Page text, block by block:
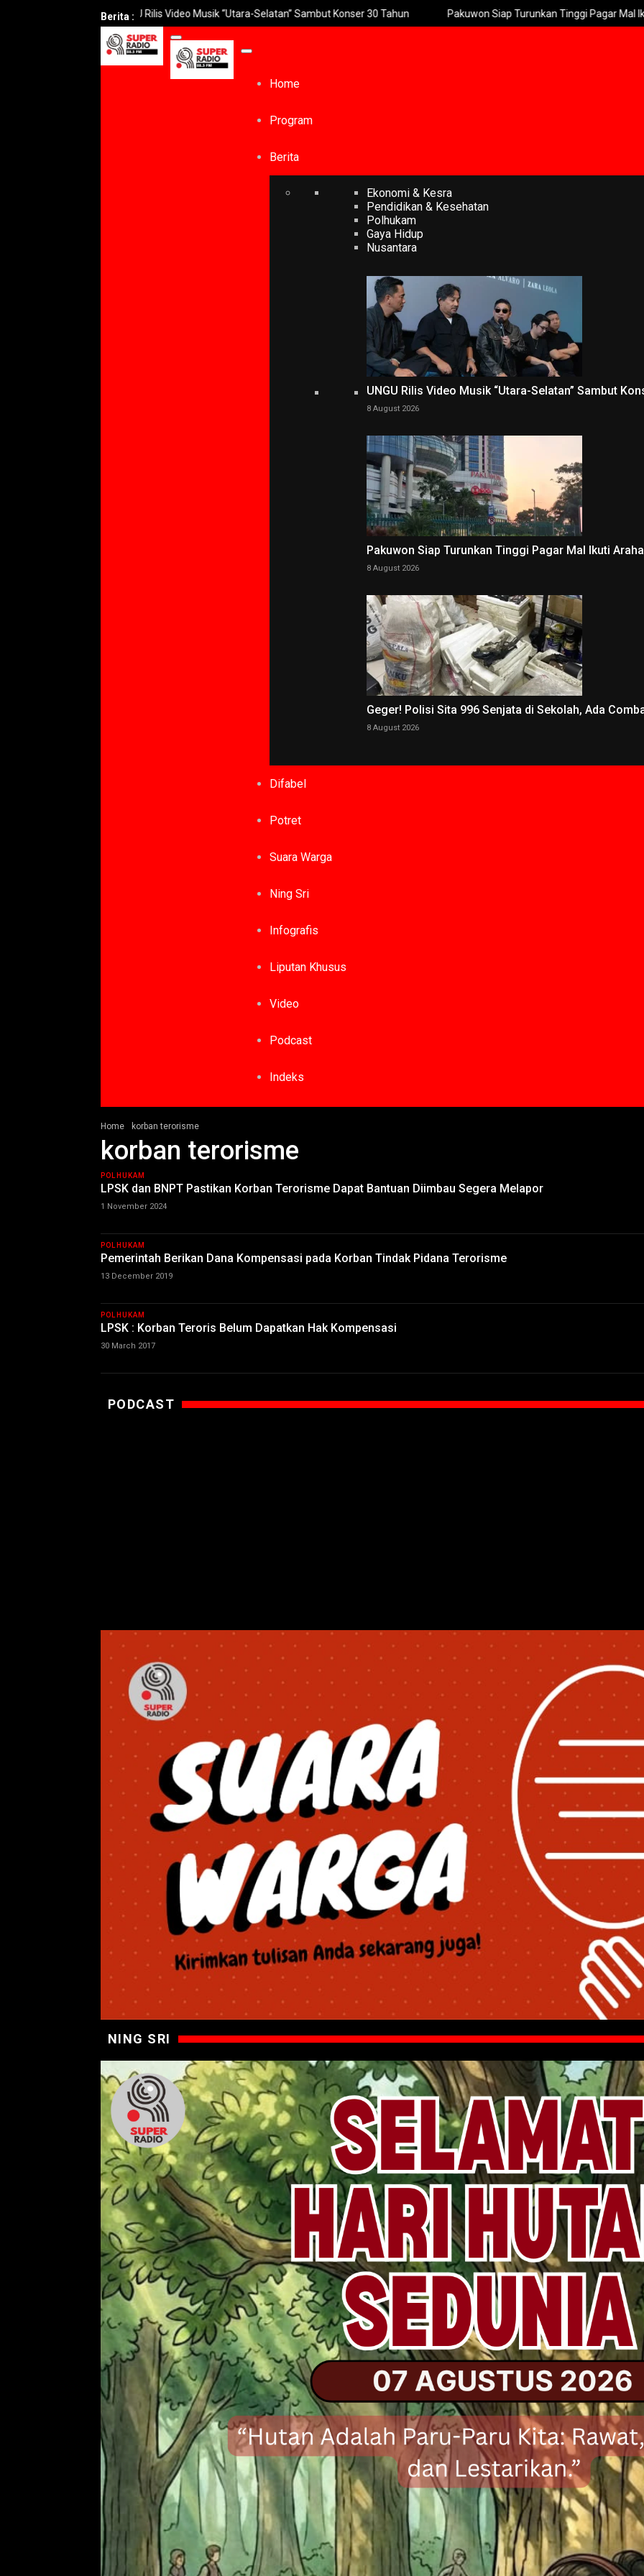
Berita :
UNGU Rilis Video Musik “Utara-Selatan” Sambut Konser 30 Tahun Pakuwon Siap Turunkan Tinggi Pagar Mal Ikuti Arahan Wali Kota
Home
Program
Berita
Ekonomi & Kesra
Pendidikan & Kesehatan
Polhukam
Gaya Hidup
Nusantara
UNGU Rilis Video Musik “Utara-Selatan” Sambut
8 August 2026
Pakuwon Siap Turunkan Tinggi Pagar Mal Ikuti
8 August 2026
Geger! Polisi Sita 996 Senjata di Sekolah, Ada
8 August 2026
Difabel
Potret
Suara Warga
Ning Sri
Infografis
Liputan Khusus
Video
Podcast
Indeks
Home korban terorisme
korban terorisme
POLHUKAM
LPSK dan BNPT Pastikan Korban Terorisme Dapat Bantuan Diimbau Segera Melapor
1 November 2024
POLHUKAM
Pemerintah Berikan Dana Kompensasi pada Korban Tindak Pidana Terorisme
13 December 2019
POLHUKAM
LPSK : Korban Teroris Belum Dapatkan Hak Kompensasi
30 March 2017
PODCAST
NING SRI